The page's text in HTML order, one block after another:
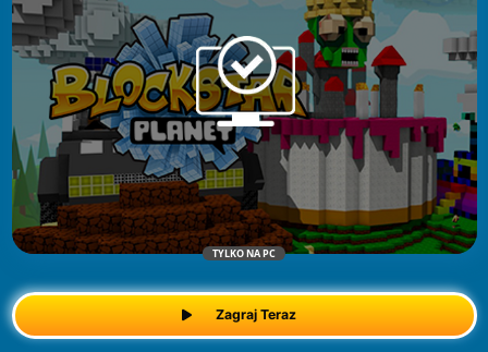
TYLKO NA PC
Zagraj Teraz